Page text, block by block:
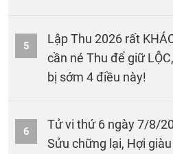
5
Lập Thu 2026 rất
cần né Thu để giữ
bị sớm 4 điều này!
6
Tử vi thứ 6 ngày 7/8/
Sửu chững lại, Hợi